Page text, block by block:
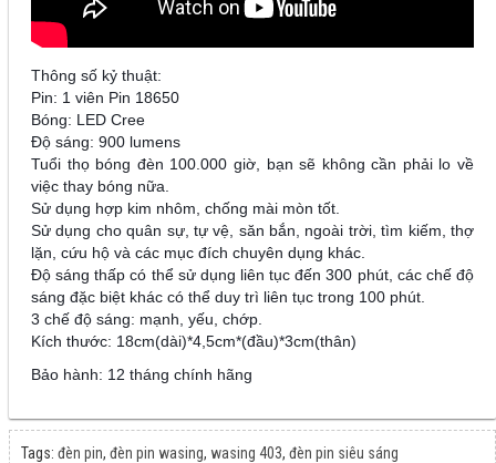
Thông số kỷ thuật:
Pin: 1 viên Pin 18650
Bóng: LED Cree
Độ sáng: 900 lumens
Tuổi thọ bóng đèn 100.000 giờ, bạn sẽ không cần phải lo về
việc thay bóng nữa.
Sử dụng hợp kim nhôm, chống mài mòn tốt.
Sử dụng cho quân sự, tự vệ, săn bắn, ngoài trời, tìm kiếm, thợ
lặn, cứu hộ và các mục đích chuyên dụng khác.
Độ sáng thấp có thể sử dụng liên tục đến 300 phút, các chế độ
sáng đặc biệt khác có thể duy trì liên tục trong 100 phút.
3 chế độ sáng: mạnh, yếu, chớp.
Kích thước: 18cm(dài)*4,5cm*(đầu)*3cm(thân)
Bảo hành: 12 tháng chính hãng
Tags: đèn pin, đèn pin wasing, wasing 403, đèn pin siêu sáng